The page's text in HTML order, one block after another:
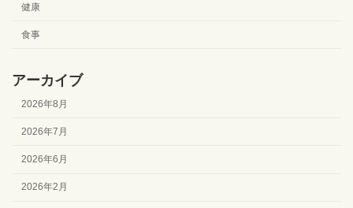
健康
食事
アーカイブ
2026年8月
2026年7月
2026年6月
2026年2月